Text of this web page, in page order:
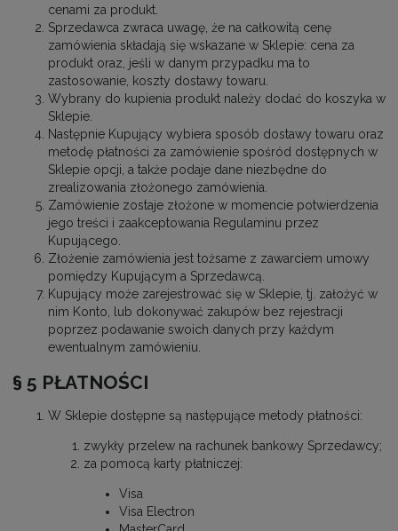
cenami za produkt.
Sprzedawca zwraca uwagę, że na całkowitą cenę
zamówienia składają się wskazane w Sklepie: cena za
produkt oraz, jeśli w danym przypadku ma to
zastosowanie, koszty dostawy towaru.
Wybrany do kupienia produkt należy dodać do koszyka w
Sklepie.
Następnie Kupujący wybiera sposób dostawy towaru oraz
metodę płatności za zamówienie spośród dostępnych w
Sklepie opcji, a także podaje dane niezbędne do
zrealizowania złożonego zamówienia.
Zamówienie zostaje złożone w momencie potwierdzenia
jego treści i zaakceptowania Regulaminu przez
Kupującego.
Złożenie zamówienia jest tożsame z zawarciem umowy
pomiędzy Kupującym a Sprzedawcą.
Kupujący może zarejestrować się w Sklepie, tj. założyć w
nim Konto, lub dokonywać zakupów bez rejestracji
poprzez podawanie swoich danych przy każdym
ewentualnym zamówieniu.
§ 5 PŁATNOŚCI
W Sklepie dostępne są następujące metody płatności:
zwykły przelew na rachunek bankowy Sprzedawcy;
za pomocą karty płatniczej:
Visa
Visa Electron